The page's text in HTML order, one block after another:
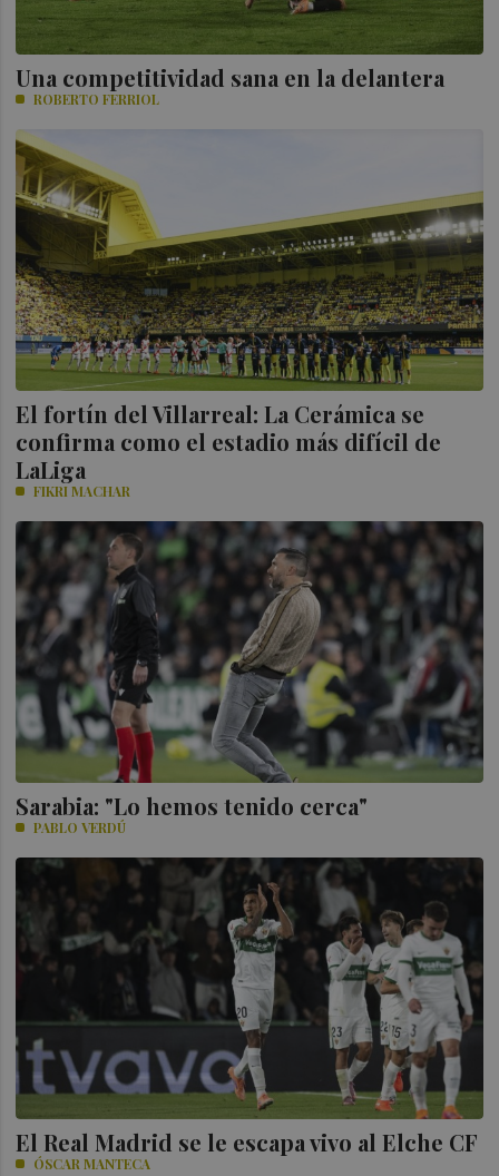
Una competitividad sana en la delantera
ROBERTO FERRIOL
El fortín del Villarreal: La Cerámica se
confirma como el estadio más difícil de
LaLiga
FIKRI MACHAR
Sarabia: "Lo hemos tenido cerca"
PABLO VERDÚ
El Real Madrid se le escapa vivo al Elche CF
ÓSCAR MANTECA